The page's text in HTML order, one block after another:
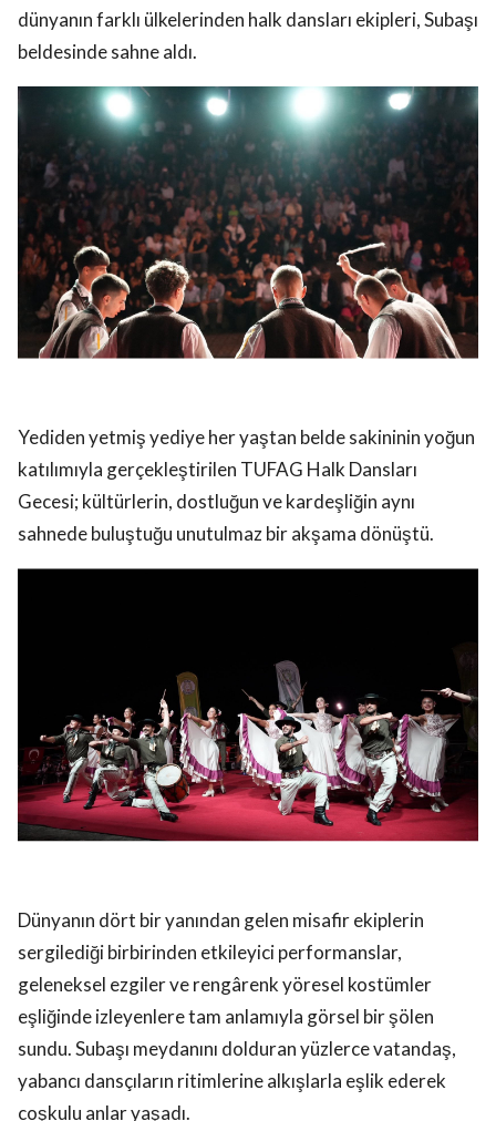
dünyanın farklı ülkelerinden halk dansları ekipleri, Subaşı
beldesinde sahne aldı.
Yediden yetmiş yediye her yaştan belde sakininin yoğun
katılımıyla gerçekleştirilen TUFAG Halk Dansları
Gecesi; kültürlerin, dostluğun ve kardeşliğin aynı
sahnede buluştuğu unutulmaz bir akşama dönüştü.
Dünyanın dört bir yanından gelen misafir ekiplerin
sergilediği birbirinden etkileyici performanslar,
geleneksel ezgiler ve rengârenk yöresel kostümler
eşliğinde izleyenlere tam anlamıyla görsel bir şölen
sundu. Subaşı meydanını dolduran yüzlerce vatandaş,
yabancı dansçıların ritimlerine alkışlarla eşlik ederek
coşkulu anlar yaşadı.